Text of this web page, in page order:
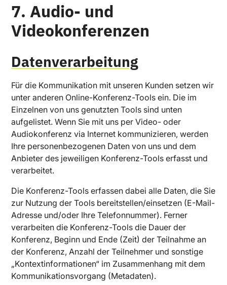
7. Audio- und
Videokonferenzen
Datenverarbeitung
Für die Kommunikation mit unseren Kunden setzen wir
unter anderen Online-Konferenz-Tools ein. Die im
Einzelnen von uns genutzten Tools sind unten
aufgelistet. Wenn Sie mit uns per Video- oder
Audiokonferenz via Internet kommunizieren, werden
Ihre personenbezogenen Daten von uns und dem
Anbieter des jeweiligen Konferenz-Tools erfasst und
verarbeitet.
Die Konferenz-Tools erfassen dabei alle Daten, die Sie
zur Nutzung der Tools bereitstellen/einsetzen (E-Mail-
Adresse und/oder Ihre Telefonnummer). Ferner
verarbeiten die Konferenz-Tools die Dauer der
Konferenz, Beginn und Ende (Zeit) der Teilnahme an
der Konferenz, Anzahl der Teilnehmer und sonstige
„Kontextinformationen“ im Zusammenhang mit dem
Kommunikationsvorgang (Metadaten).
Max Dreyer
VERFÜGBAR